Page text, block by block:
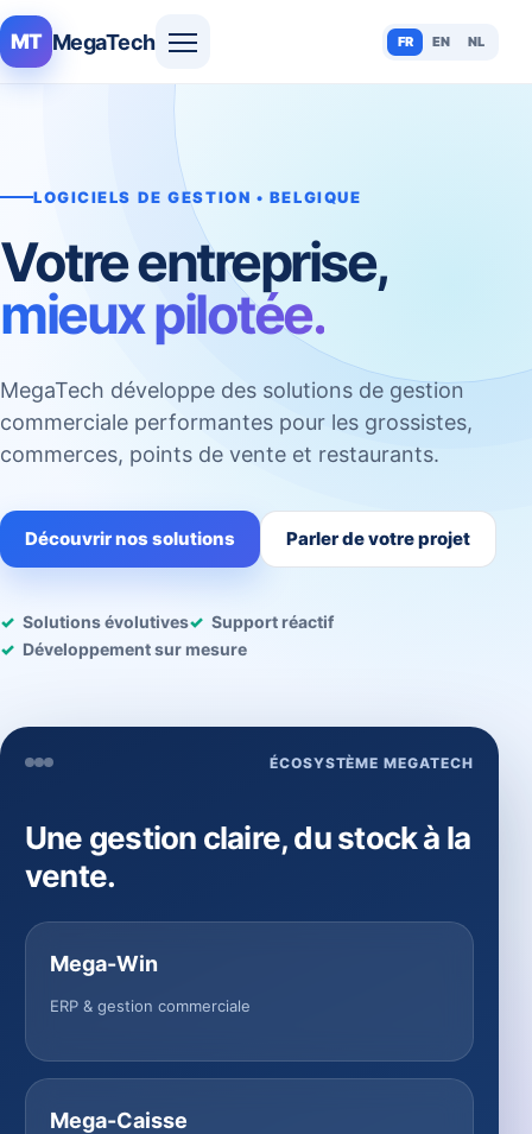
MT MegaTech FR EN NL
LOGICIELS DE GESTION • BELGIQUE
Votre entreprise,
mieux pilotée.
MegaTech développe des solutions de gestion
commerciale performantes pour les grossistes,
commerces, points de vente et restaurants.
Découvrir nos solutions Parler de votre projet
Solutions évolutives
Support réactif
Développement sur mesure
ÉCOSYSTÈME MEGATECH
Une gestion claire, du stock à la
vente.
Mega-Win
ERP & gestion commerciale
Mega-Caisse